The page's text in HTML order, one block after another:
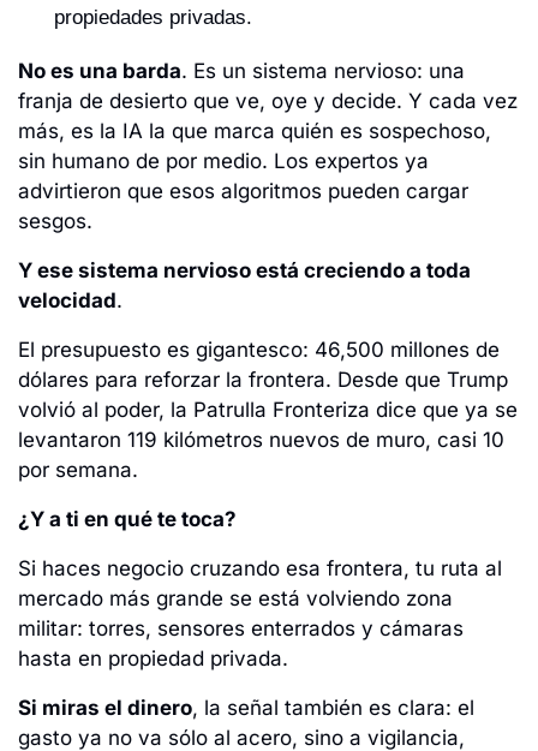
propiedades privadas.
No es una barda. Es un sistema nervioso: una
franja de desierto que ve, oye y decide. Y cada vez
más, es la IA la que marca quién es sospechoso,
sin humano de por medio. Los expertos ya
advirtieron que esos algoritmos pueden cargar
sesgos.
Y ese sistema nervioso está creciendo a toda
velocidad.
El presupuesto es gigantesco: 46,500 millones de
dólares para reforzar la frontera. Desde que Trump
volvió al poder, la Patrulla Fronteriza dice que ya se
levantaron 119 kilómetros nuevos de muro, casi 10
por semana.
¿Y a ti en qué te toca?
Si haces negocio cruzando esa frontera, tu ruta al
mercado más grande se está volviendo zona
militar: torres, sensores enterrados y cámaras
hasta en propiedad privada.
Si miras el dinero, la señal también es clara: el
gasto ya no va sólo al acero, sino a vigilancia,